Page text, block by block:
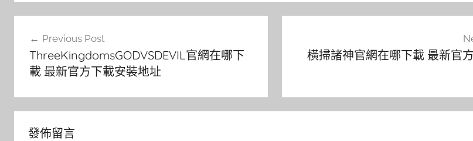
Previous Post
ThreeKingdomsGODVSDEVIL官網在哪下
載 最新官方下載安裝地址
橫掃諸神官網在哪下載 最新官
發佈留言